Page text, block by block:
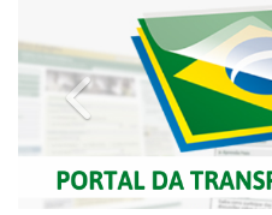
Previous